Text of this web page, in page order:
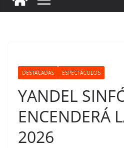
DESTACADAS ESPECTÁCULOS
YANDEL
ENCENDERÁ
2026